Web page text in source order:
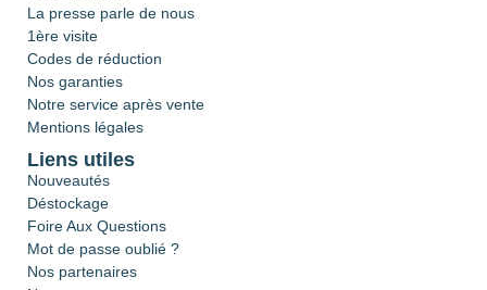
La presse parle de nous
1ère visite
Codes de réduction
Nos garanties
Notre service après vente
Mentions légales
Liens utiles
Nouveautés
Déstockage
Foire Aux Questions
Mot de passe oublié ?
Nos partenaires